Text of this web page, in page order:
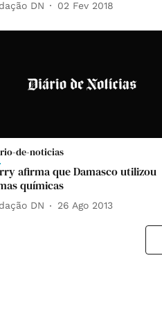
DN 02 Fev 2018
de-noticias
afirma que Damasco utilizou
químicas
DN 26 Ago 2013